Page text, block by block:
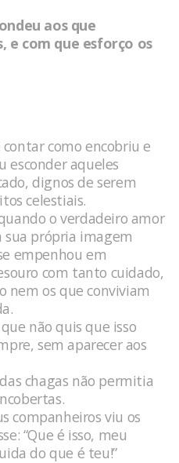
aos que
e com que esforço os
como encobriu e
esconder aqueles
dignos de serem
celestiais.
o verdadeiro amor
própria imagem
empenhou em
com tanto cuidado,
os que conviviam
não quis que isso
sem aparecer aos
chagas não permitia
companheiros viu os
“Que é isso, meu
do que é teu!”